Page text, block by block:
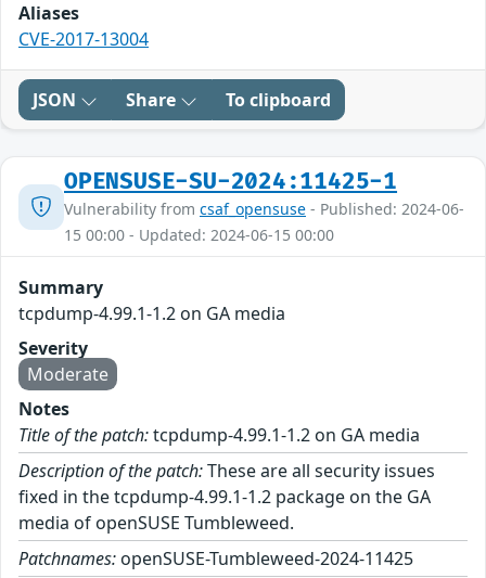
Aliases
CVE-2017-13004
JSON Share To clipboard
OPENSUSE-SU-2024:11425-1
Vulnerability from csaf_opensuse - Published: 2024-06-
15 00:00 - Updated: 2024-06-15 00:00
Summary
tcpdump-4.99.1-1.2 on GA media
Severity
Moderate
Notes
Title of the patch:tcpdump-4.99.1-1.2 on GA media
Description of the patch:These are all security issues
fixed in the tcpdump-4.99.1-1.2 package on the GA
media of openSUSE Tumbleweed.
Patchnames: openSUSE-Tumbleweed-2024-11425